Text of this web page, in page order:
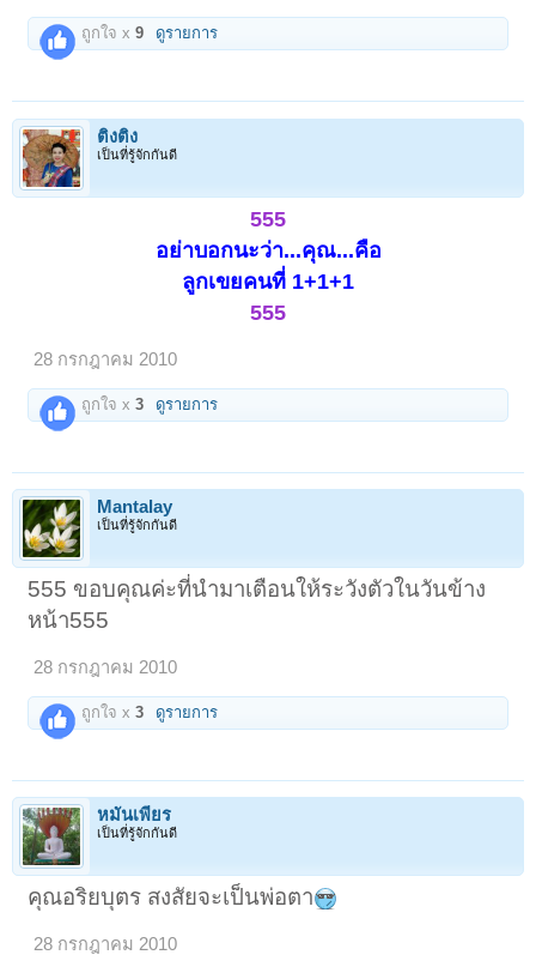
ถูกใจ x9 ดูรายการ
ติงติง
เป็นที่รู้จักกันดี
555
อย่าบอกนะว่า...คุณ...คือ
ลูกเขยคนที่ 1+1+1
555
28 กรกฎาคม 2010
ถูกใจ x3 ดูรายการ
Mantalay
เป็นที่รู้จักกันดี
555 ขอบคุณค่ะที่นำมาเตือนให้ระวังตัวในวันข้าง
หน้า555
28 กรกฎาคม 2010
ถูกใจ x3 ดูรายการ
หมั่นเพียร
เป็นที่รู้จักกันดี
คุณอริยบุตร สงสัยจะเป็นพ่อตา
28 กรกฎาคม 2010